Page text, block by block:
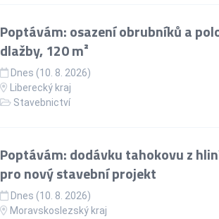
Poptávám: osazení obrubníků a
dlažby, 120 m²
Dnes (10. 8. 2026)
Liberecký kraj
Stavebnictví
Poptávám: dodávku tahokovu z
pro nový stavební projekt
Dnes (10. 8. 2026)
Moravskoslezský kraj